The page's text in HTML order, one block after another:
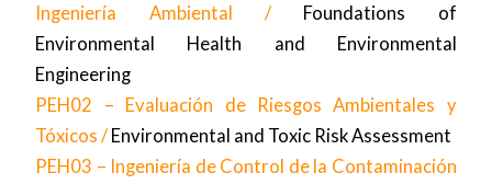
Ingeniería Ambiental / Foundations of
Environmental Health and Environmental
Engineering
PEH02 – Evaluación de Riesgos Ambientales y
Tóxicos /Environmental and Toxic Risk Assessment
PEH03 – Ingeniería de Control de la Contaminación